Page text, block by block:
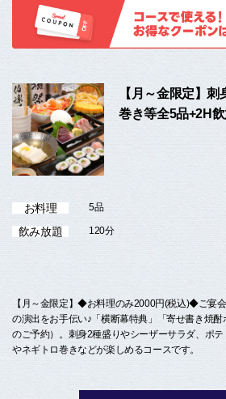
【月～金限定】
巻き等全5品+2H
お料理 5品
飲み放題 120分
【月～金限定】◆お料理のみ2000円(税込)◆ご宴
の演出をお手伝い♪「横断幕特典」「寄せ書き焼
のご予約）。刺身2種盛りやシーザーサラダ、ポ
やネギトロ巻きなどが楽しめるコースです。